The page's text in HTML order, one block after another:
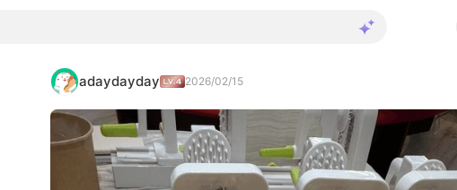
adaydayday 2026/02/15